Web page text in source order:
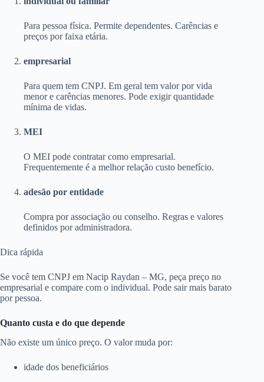
Para pessoa física. Permite dependentes. Carências e
preços por faixa etária.
empresarial
Para quem tem CNPJ. Em geral tem valor por vida
menor e carências menores. Pode exigir quantidade
mínima de vidas.
MEI
O MEI pode contratar como empresarial.
Frequentemente é a melhor relação custo benefício.
adesão por entidade
Compra por associação ou conselho. Regras e valores
definidos por administradora.
Dica rápida
Se você tem CNPJ em Nacip Raydan – MG, peça preço no
empresarial e compare com o individual. Pode sair mais barato
por pessoa.
Quanto custa e do que depende
Não existe um único preço. O valor muda por:
idade dos beneficiários